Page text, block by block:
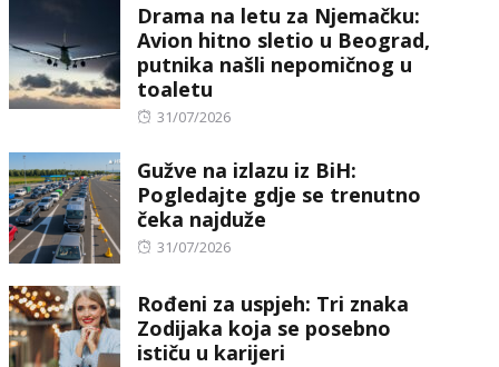
Drama na letu za Njemačku:
Avion hitno sletio u Beograd,
putnika našli nepomičnog u
toaletu
Posted
31/07/2026
Gužve na izlazu iz BiH:
Pogledajte gdje se trenutno
čeka najduže
Posted
31/07/2026
Rođeni za uspjeh: Tri znaka
Zodijaka koja se posebno
ističu u karijeri